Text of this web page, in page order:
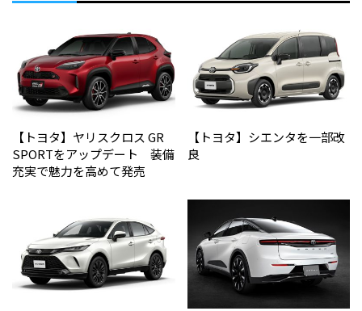
【トヨタ】ヤリスクロス GR
SPORTをアップデート 装備
充実で魅力を高めて発売
【トヨタ】シエンタを一部改
良